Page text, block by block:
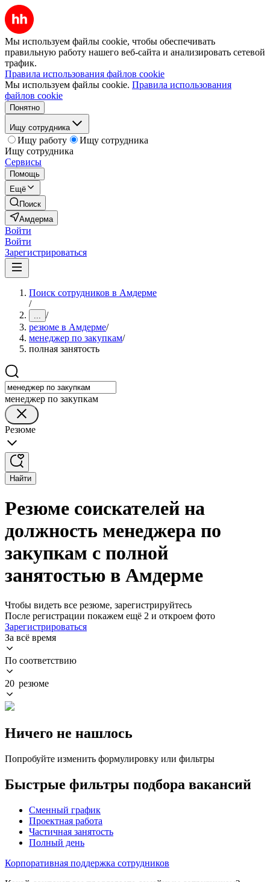
Мы используем файлы cookie, чтобы обеспечивать
правильную работу нашего веб-сайта и анализировать сетевой
трафик.
Правила использования файлов cookie
Мы используем файлы cookie. Правила использования
файлов cookie
Понятно
Ищу сотрудника
Ищу работу
Ищу сотрудника
Ищу сотрудника
Сервисы
Помощь
Ещё
Поиск
Амдерма
Войти
Войти
Зарегистрироваться
Поиск сотрудников в Амдерме
/
... /
резюме в Амдерме/
менеджер по закупкам/
полная занятость
менеджер по закупкам
Резюме
Найти
Резюме соискателей на
должность менеджера по
закупкам с полной
занятостью в Амдерме
Чтобы видеть все резюме, зарегистрируйтесь
После регистрации покажем ещё 2 и откроем фото
Зарегистрироваться
За всё время
По соответствию
20 резюме
Ничего не нашлось
Попробуйте изменить формулировку или фильтры
Быстрые фильтры подбора вакансий
Сменный график
Проектная работа
Частичная занятость
Полный день
Корпоративная поддержка сотрудников